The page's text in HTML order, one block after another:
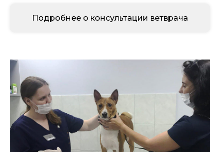
Подробнее о консультации ветврача